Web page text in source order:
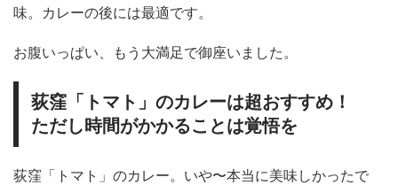
味。カレーの後には最適です。
お腹いっぱい、もう大満足で御座いました。
荻窪「トマト」のカレーは超おすすめ！
ただし時間がかかることは覚悟を
荻窪「トマト」のカレー。いや〜本当に美味しかったで